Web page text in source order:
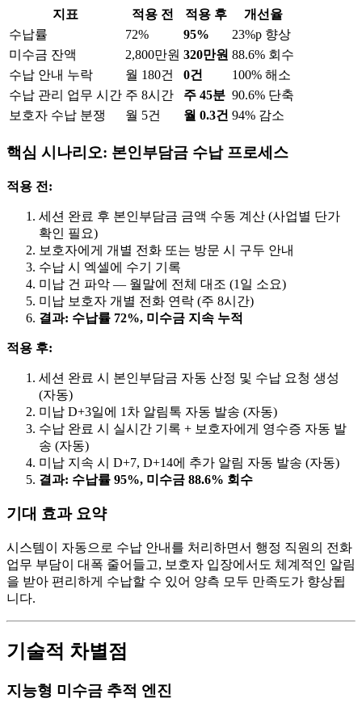
지표 적용 전 적용 후
개선율
수납률
72% 95%
23%p 향상
미수금 잔액
2,800만원 320만원 88.6% 회수
수납 안내 누락
월 180건 0건
100% 해소
수납 관리 업무 시간 주 8시간 주 45분 90.6% 단축
보호자 수납 분쟁
월 5건 월 0.3건 94% 감소
핵심 시나리오: 본인부담금 수납 프로세스
적용 전:
세션 완료 후 본인부담금 금액 수동 계산 (사업별 단가
확인 필요)
보호자에게 개별 전화 또는 방문 시 구두 안내
수납 시 엑셀에 수기 기록
미납 건 파악 — 월말에 전체 대조 (1일 소요)
미납 보호자 개별 전화 연락 (주 8시간)
결과: 수납률 72%, 미수금 지속 누적
적용 후:
세션 완료 시 본인부담금 자동 산정 및 수납 요청 생성
(자동)
미납 D+3일에 1차 알림톡 자동 발송 (자동)
수납 완료 시 실시간 기록 + 보호자에게 영수증 자동 발
송 (자동)
미납 지속 시 D+7, D+14에 추가 알림 자동 발송 (자동)
결과: 수납률 95%, 미수금 88.6% 회수
기대 효과 요약
시스템이 자동으로 수납 안내를 처리하면서 행정 직원의 전화
업무 부담이 대폭 줄어들고, 보호자 입장에서도 체계적인 알림
을 받아 편리하게 수납할 수 있어 양측 모두 만족도가 향상됩
니다.
기술적 차별점
지능형 미수금 추적 엔진